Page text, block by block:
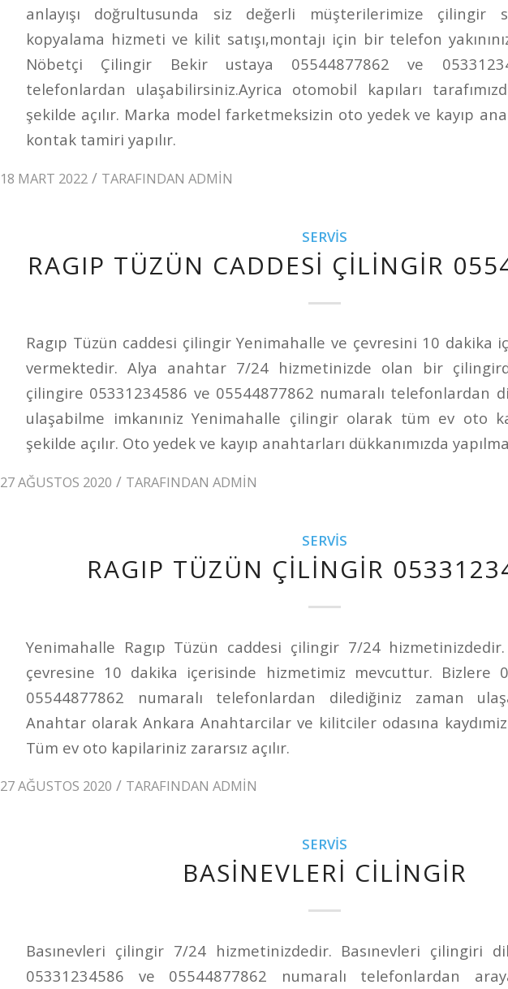
anlayışı doğrultusunda siz değerli müşterilerimize çilingir
kopyalama hizmeti ve kilit satışı,montajı için bir telefon
Nöbetçi Çilingir Bekir ustaya 05544877862 ve
telefonlardan ulaşabilirsiniz.Ayrica otomobil kapıları
şekilde açılır. Marka model farketmeksizin oto yedek ve kayıp
kontak tamiri yapılır.
18 MART 2022 / TARAFINDAN ADMIN
SERVIS
RAGIP TÜZÜN CADDESI ÇILINGIR
Ragıp Tüzün caddesi çilingir Yenimahalle ve çevresini 10 dakika
vermektedir. Alya anahtar 7/24 hizmetinizde olan bir
çilingire 05331234586 ve 05544877862 numaralı telefonlardan
ulaşabilme imkanıniz Yenimahalle çilingir olarak tüm ev oto
şekilde açılır. Oto yedek ve kayıp anahtarları dükkanımızda
27 AĞUSTOS 2020 / TARAFINDAN ADMIN
SERVIS
RAGIP TÜZÜN ÇILINGIR
Yenimahalle Ragıp Tüzün caddesi çilingir 7/24 hizmetinizdedir.
çevresine 10 dakika içerisinde hizmetimiz mevcuttur. Bizlere
05544877862 numaralı telefonlardan dilediğiniz zaman
Anahtar olarak Ankara Anahtarcilar ve kilitciler odasına
Tüm ev oto kapilariniz zararsız açılır.
27 AĞUSTOS 2020 / TARAFINDAN ADMIN
SERVIS
BASINEVLERI CILINGIR
Basınevleri çilingir 7/24 hizmetinizdedir. Basınevleri çilingiri
05331234586 ve 05544877862 numaralı telefonlardan